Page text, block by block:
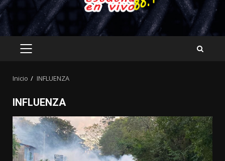
MENÚ
Inicio INFLUENZA
INFLUENZA